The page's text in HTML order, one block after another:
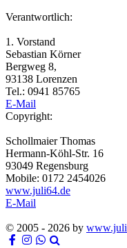
Verantwortlich:
1. Vorstand
Sebastian Körner
Bergweg 8,
93138 Lorenzen
Tel.: 0941 85765
E-Mail
Copyright:
Schollmaier Thomas
Hermann-Köhl-Str. 16
93049 Regensburg
Mobile: 0172 2454026
www.juli64.de
E-Mail
© 2005 - 2026 by